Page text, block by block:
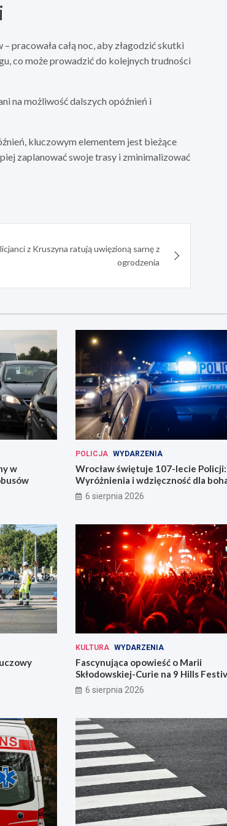
pracowała całą noc, aby złagodzić skutki
co może prowadzić do kolejnych trudności
na możliwość dalszych opóźnień i
kluczowym elementem jest bieżące
zaplanować swoje trasy i zminimalizować
z Kruszyna ratują uwięzioną sarnę z
ogrodzenia
w
POLICJA WYDARZENIA
Wrocław świętuje 107-lecie Policji:
Wyróżnienia i wdzięczność dla
codzienności
6 sierpnia 2026
KULTURA WYDARZENIA
Fascynująca opowieść o Marii
Skłodowskiej-Curie na 9 Hills
6 sierpnia 2026